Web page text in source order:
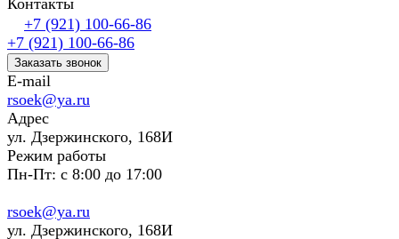
Контакты
+7 (921) 100-66-86
+7 (921) 100-66-86
Заказать звонок
E-mail
rsoek@ya.ru
Адрес
ул. Дзержинского, 168И
Режим работы
Пн-Пт: с 8:00 до 17:00
rsoek@ya.ru
ул. Дзержинского, 168И